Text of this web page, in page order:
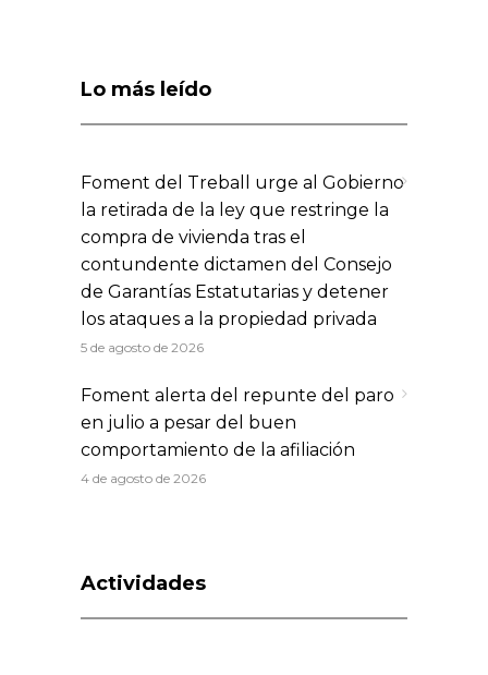
Lo más leído
Foment del Treball urge al Gobierno
la retirada de la ley que restringe la
compra de vivienda tras el
contundente dictamen del Consejo
de Garantías Estatutarias y detener
los ataques a la propiedad privada
5 de agosto de 2026
Foment alerta del repunte del paro
en julio a pesar del buen
comportamiento de la afiliación
4 de agosto de 2026
Actividades